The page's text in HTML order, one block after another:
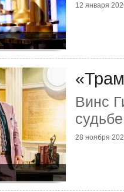
12 января
Винс
28 ноября